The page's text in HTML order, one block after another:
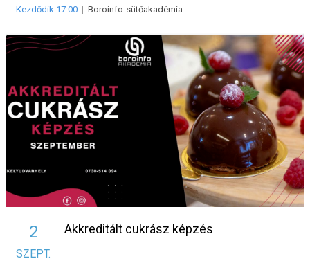
Kezdődik 17:00 | Boroinfo-sütőakadémia
2
SZEPT.
Akkreditált cukrász képzés